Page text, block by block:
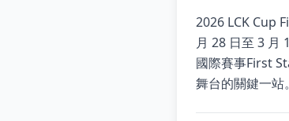
2026 LCK Cup
月 28 日至 3 月
國際賽事First
舞台的關鍵一站